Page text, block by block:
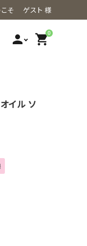
こそ ゲスト 様
person 0
shopping_cart
イル ソ